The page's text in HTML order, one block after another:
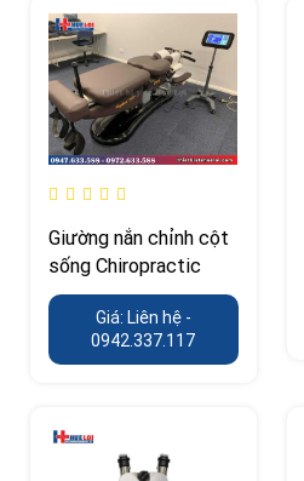
Giường nắn chỉnh cột
sống Chiropractic
Giá: Liên hệ -
0942.337.117